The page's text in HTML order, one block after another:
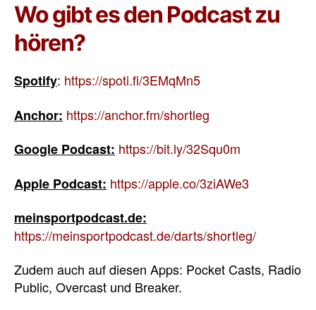
Wo gibt es den Podcast zu
hören?
Spotify: https://spoti.fi/3EMqMn5
Anchor: https://anchor.fm/shortleg
Google Podcast: https://bit.ly/32Squ0m
Apple Podcast: https://apple.co/3ziAWe3
meinsportpodcast.de:
https://meinsportpodcast.de/darts/shortleg/
Zudem auch auf diesen Apps: Pocket Casts, Radio
Public, Overcast und Breaker.